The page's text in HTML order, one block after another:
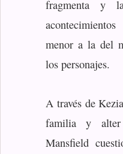
fragmenta y
menor a la del
los personajes.
A través de
familia y
Mansfield